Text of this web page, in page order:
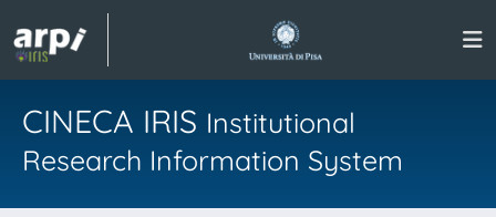
CINECA IRIS Institutional
Research Information System